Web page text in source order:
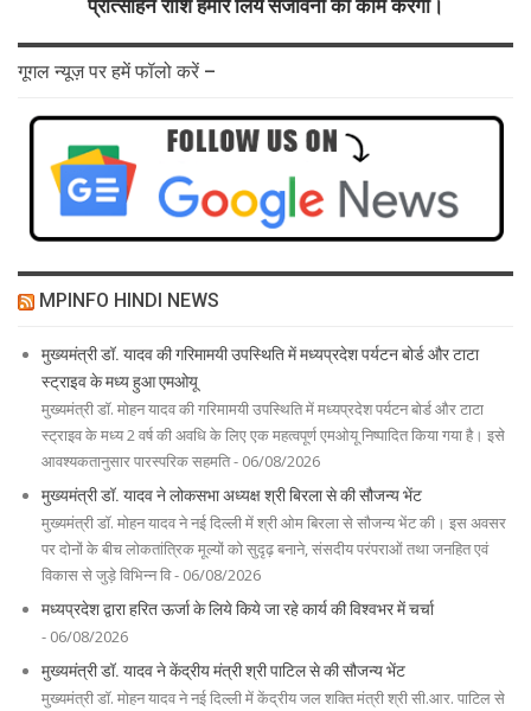
प्रोत्साहन राशि हमारे लिये संजीवनी का काम करेगी।
गूगल न्यूज़ पर हमें फॉलो करें –
MPINFO HINDI NEWS
मुख्यमंत्री डॉ. यादव की गरिमामयी उपस्थिति में मध्यप्रदेश पर्यटन बोर्ड और टाटा
स्ट्राइव के मध्य हुआ एमओयू
मुख्यमंत्री डॉ. मोहन यादव की गरिमामयी उपस्थिति में मध्यप्रदेश पर्यटन बोर्ड और टाटा
स्ट्राइव के मध्य 2 वर्ष की अवधि के लिए एक महत्वपूर्ण एमओयू निष्पादित किया गया है। इसे
आवश्यकतानुसार पारस्परिक सहमति - 06/08/2026
मुख्यमंत्री डॉ. यादव ने लोकसभा अध्यक्ष श्री बिरला से की सौजन्य भेंट
मुख्यमंत्री डॉ. मोहन यादव ने नई दिल्ली में श्री ओम बिरला से सौजन्य भेंट की। इस अवसर
पर दोनों के बीच लोकतांत्रिक मूल्यों को सुदृढ़ बनाने, संसदीय परंपराओं तथा जनहित एवं
विकास से जुड़े विभिन्न वि - 06/08/2026
मध्यप्रदेश द्वारा हरित ऊर्जा के लिये किये जा रहे कार्य की विश्वभर में चर्चा
- 06/08/2026
मुख्यमंत्री डॉ. यादव ने केंद्रीय मंत्री श्री पाटिल से की सौजन्य भेंट
मुख्यमंत्री डॉ. मोहन यादव ने नई दिल्ली में केंद्रीय जल शक्ति मंत्री श्री सी.आर. पाटिल से